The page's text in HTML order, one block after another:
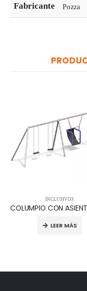
Fabricante Pozza
INCLUSIVOS
LEER MÁS